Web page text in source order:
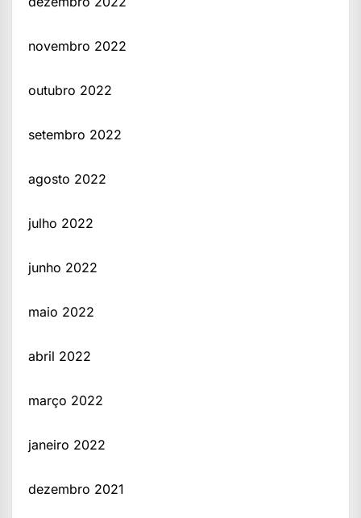
novembro 2022
outubro 2022
setembro 2022
agosto 2022
julho 2022
junho 2022
maio 2022
abril 2022
março 2022
janeiro 2022
dezembro 2021